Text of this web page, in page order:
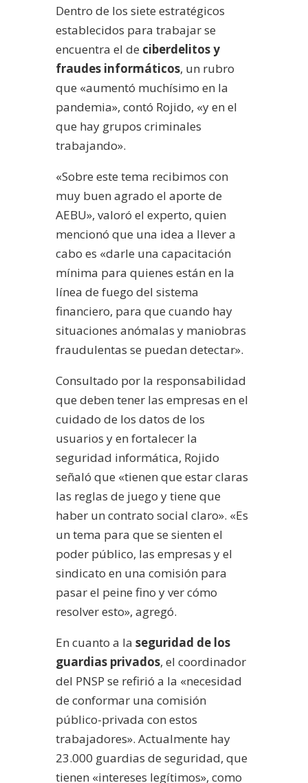
Dentro de los siete estratégicos
establecidos para trabajar se
encuentra el de ciberdelitos y
fraudes informáticos, un rubro
que «aumentó muchísimo en la
pandemia», contó Rojido, «y en el
que hay grupos criminales
trabajando».
«Sobre este tema recibimos con
muy buen agrado el aporte de
AEBU», valoró el experto, quien
mencionó que una idea a llever a
cabo es «darle una capacitación
mínima para quienes están en la
línea de fuego del sistema
financiero, para que cuando hay
situaciones anómalas y maniobras
fraudulentas se puedan detectar».
Consultado por la responsabilidad
que deben tener las empresas en el
cuidado de los datos de los
usuarios y en fortalecer la
seguridad informática, Rojido
señaló que «tienen que estar claras
las reglas de juego y tiene que
haber un contrato social claro». «Es
un tema para que se sienten el
poder público, las empresas y el
sindicato en una comisión para
pasar el peine fino y ver cómo
resolver esto», agregó.
En cuanto a la seguridad de los
guardias privados, el coordinador
del PNSP se refirió a la «necesidad
de conformar una comisión
público-privada con estos
trabajadores». Actualmente hay
23.000 guardias de seguridad, que
tienen «intereses legítimos», como